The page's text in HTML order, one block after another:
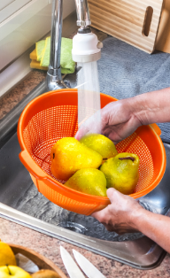
Carros
Caminhões